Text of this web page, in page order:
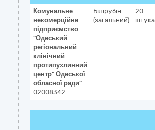
Комунальне
некомерційне
підприємство
"Одеський
регіональний
клінічний
протипухлинний
центр" Одеської
обласної ради"
02008342
Білірубін
(загальний)
20
штука